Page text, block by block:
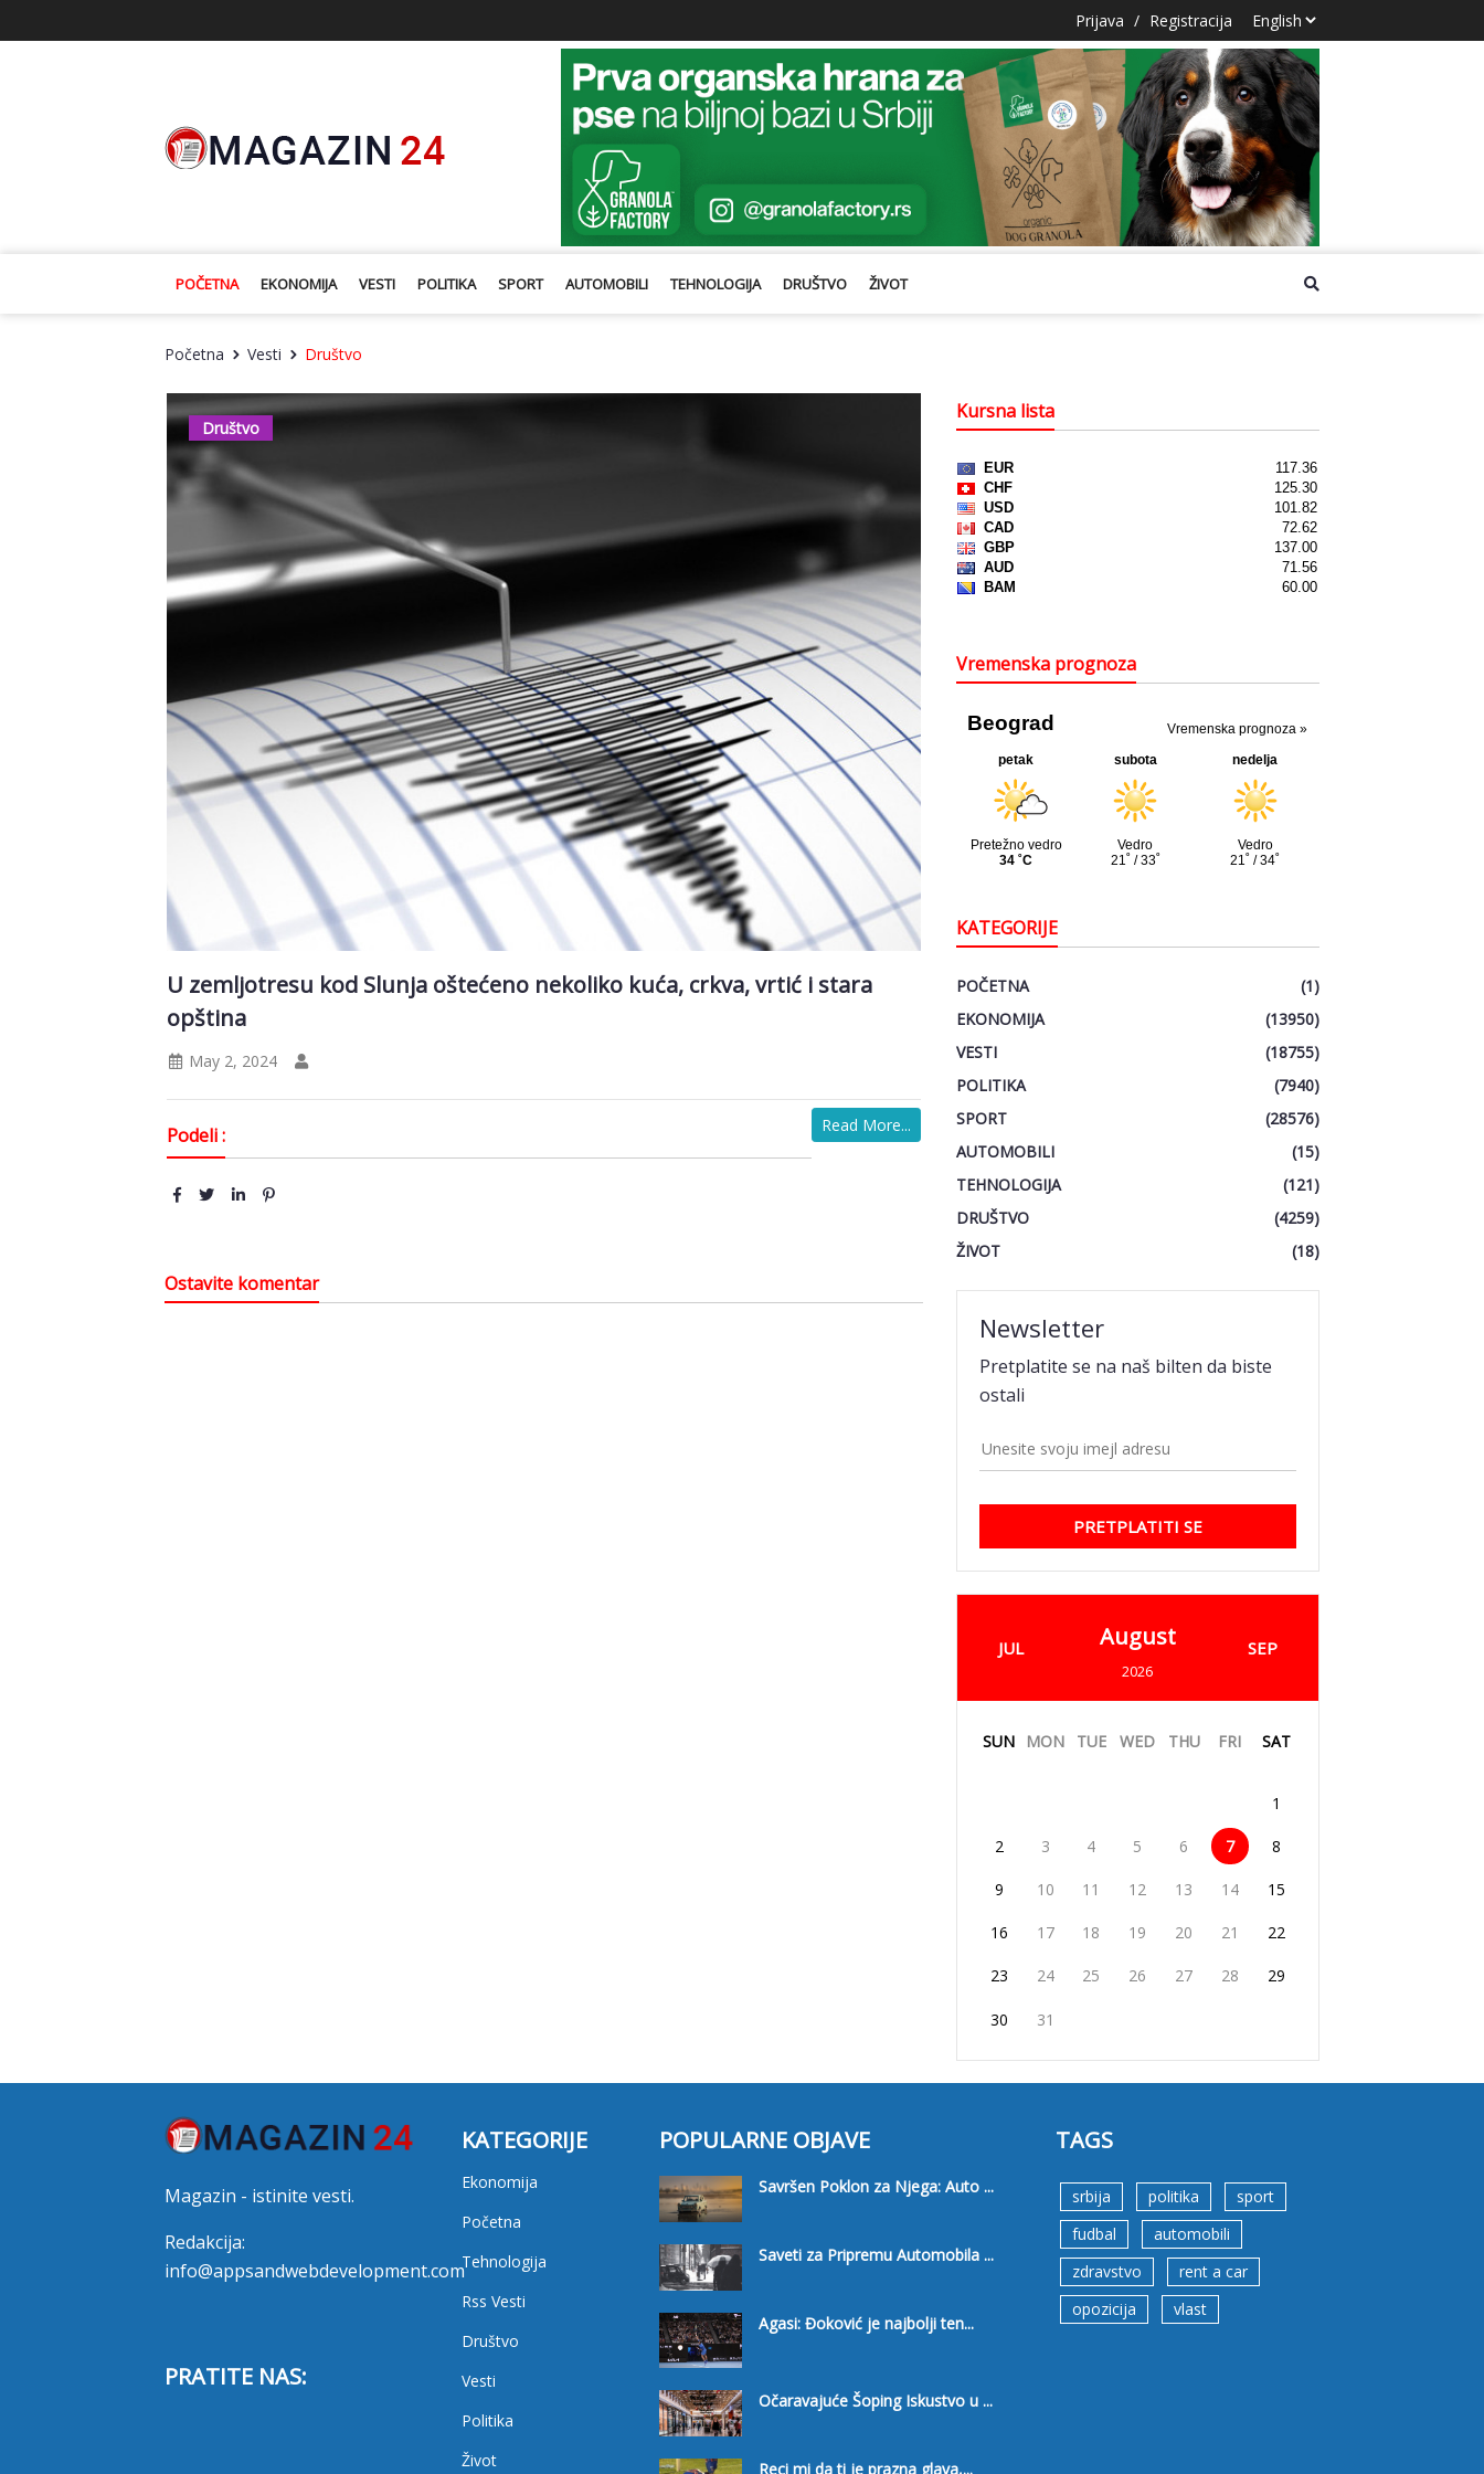
Prijava / Registracija
POČETNA EKONOMIJA VESTI POLITIKA SPORT AUTOMOBILI TEHNOLOGIJA DRUŠTVO ŽIVOT
Početna Vesti Društvo
Društvo
U zemljotresu kod Slunja oštećeno nekoliko kuća, crkva, vrtić i stara
opština
May 2, 2024
Read More...
Podeli :
Ostavite komentar
Kursna lista
Vremenska prognoza
KATEGORIJE
POČETNA
(1)
EKONOMIJA
(13950)
VESTI
(18755)
POLITIKA
(7940)
SPORT
(28576)
AUTOMOBILI
(15)
TEHNOLOGIJA
(121)
DRUŠTVO
(4259)
ŽIVOT
(18)
Newsletter
Pretplatite se na naš bilten da biste
ostali
PRETPLATITI SE
JUL August
2026
SEP
SUN MON TUE WED THU FRI SAT
1
2 3 4 5 6 7 8
9 10 11 12 13 14 15
16 17 18 19 20 21 22
23 24 25 26 27 28 29
30 31
Magazin - istinite vesti.
Redakcija:
info@appsandwebdevelopment.com
PRATITE NAS:
KATEGORIJE
Ekonomija
Početna
Tehnologija
Rss Vesti
Društvo
Vesti
Politika
Život
POPULARNE OBJAVE
Savršen Poklon za Njega: Auto ...
Saveti za Pripremu Automobila ...
Agasi: Đoković je najbolji ten...
Očaravajuće Šoping Iskustvo u ...
Reci mi da ti je prazna glava,...
TAGS
srbija politika
sport
fudbal
automobili
zdravstvo
rent a car
opozicija
vlast